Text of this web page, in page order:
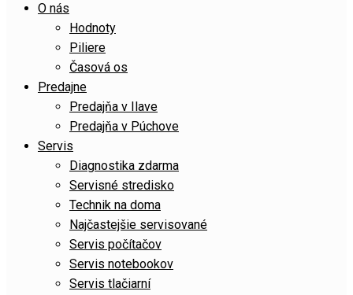
O nás
Hodnoty
Piliere
Časová os
Predajne
Predajňa v Ilave
Predajňa v Púchove
Servis
Diagnostika zdarma
Servisné stredisko
Technik na doma
Najčastejšie servisované
Servis počítačov
Servis notebookov
Servis tlačiarní